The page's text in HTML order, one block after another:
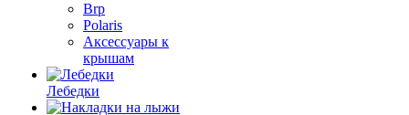
Brp
Polaris
Аксессуары к
крышам
Лебедки